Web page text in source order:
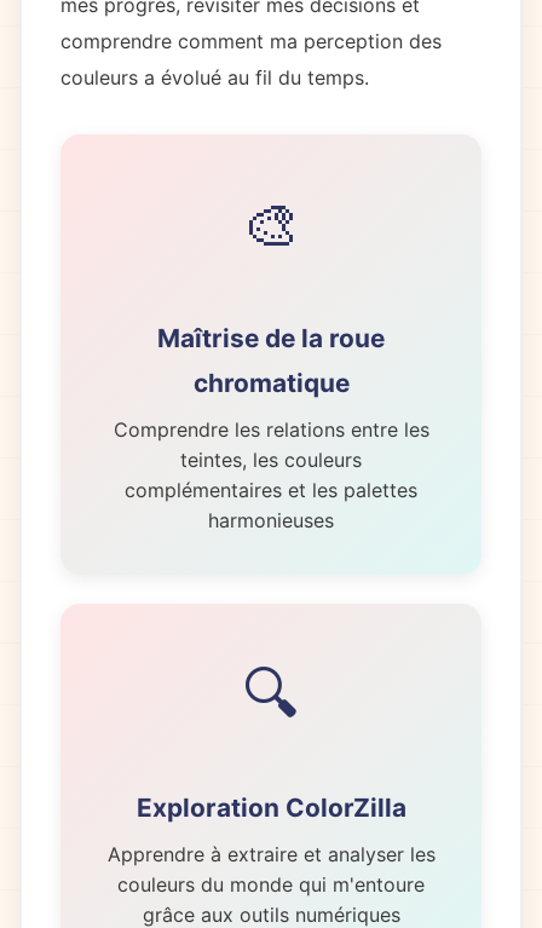
mes progrès, revisiter mes décisions et
comprendre comment ma perception des
couleurs a évolué au fil du temps.
🎨
Maîtrise de la roue
chromatique
Comprendre les relations entre les
teintes, les couleurs
complémentaires et les palettes
harmonieuses
🔍
Exploration ColorZilla
Apprendre à extraire et analyser les
couleurs du monde qui m'entoure
grâce aux outils numériques